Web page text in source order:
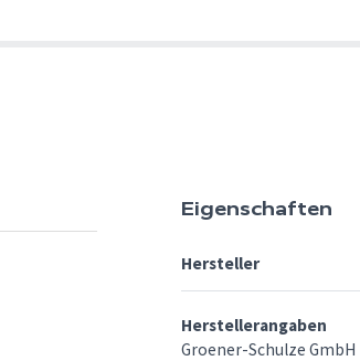
Eigenschaften
Hersteller
Herstellerangaben
Groener-Schulze GmbH